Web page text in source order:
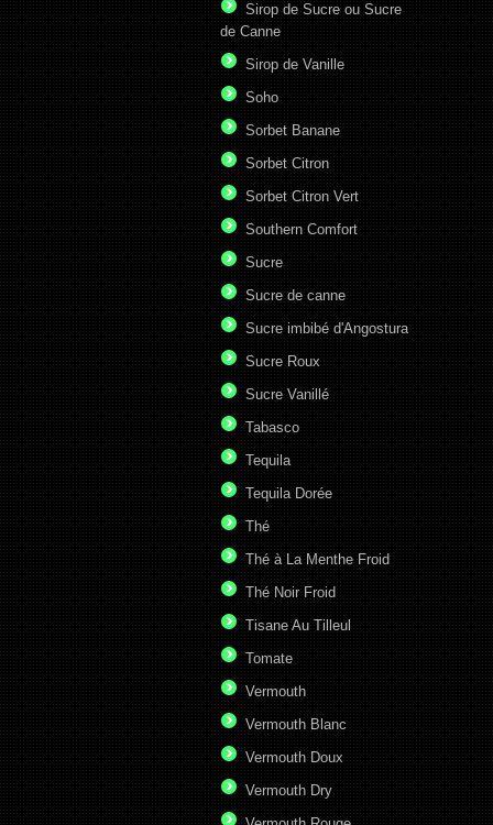
Sirop de Sucre ou Sucre
de Canne
Sirop de Vanille
Soho
Sorbet Banane
Sorbet Citron
Sorbet Citron Vert
Southern Comfort
Sucre
Sucre de canne
Sucre imbibé d'Angostura
Sucre Roux
Sucre Vanillé
Tabasco
Tequila
Tequila Dorée
Thé
Thé à La Menthe Froid
Thé Noir Froid
Tisane Au Tilleul
Tomate
Vermouth
Vermouth Blanc
Vermouth Doux
Vermouth Dry